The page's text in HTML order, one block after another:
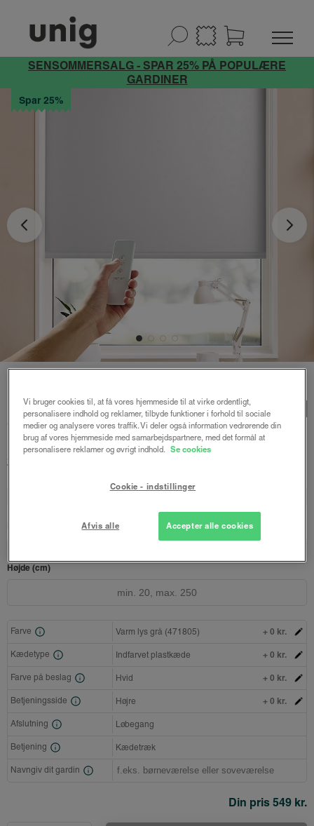
SENSOMMERSALG - SPAR 25% PÅ POPULÆRE
GARDINER
Spar 25%
Signe rullegardin
Varm lys grå
732 kr.
Højde (cm)
Farve Varm lys grå (471805) + 0 kr.
Kædetype Indfarvet plastkæde + 0 kr.
Farve på beslag Hvid + 0 kr.
Betjeningsside Højre + 0 kr.
Afslutning Løbegang
Betjening Kædetræk
Navngiv dit gardin
Din pris 549 kr.
Vi bruger cookies til, at få vores hjemmeside til at virke ordentligt,
personalisere indhold og reklamer, tilbyde funktioner i forhold til sociale
medier og analysere vores traffik. Vi deler også information vedrørende din
brug af vores hjemmeside med samarbejdspartnere, med det formål at
personalisere reklamer og øvrigt indhold. Se cookies
Cookie - indstillinger
Afvis alle Accepter alle cookies